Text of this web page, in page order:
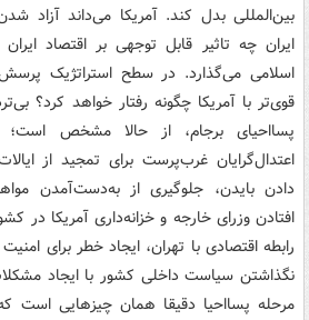
بین‌المللی بدل کند. آمریکا می‌داند آزاد
ایران چه تاثیر قابل توجهی بر اقتصاد
اسلامی می‌گذارد. در سطح استراتژیک
قوی‌تر با آمریکا چگونه رفتار خواهد کرد؟
پسااحیای برجام، از حالا مشخص است؛
اعتدال‌گرایان غرب‌پرست برای تمجید از
دادن بایدن، جلوگیری از به‌دست‌آمدن
افتادن وزرای خارجه و خزانه‌داری آمریکا در
رابطه اقتصادی با تهران، ایجاد خطر برای
نگذاشتن سیاست داخلی کشور با ایجاد